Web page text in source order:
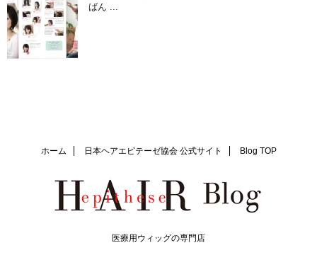
ばん ...
ホーム 日本ヘアエピテーゼ協会 公式サイト Blog TOP
医療用ウィッグの専門店